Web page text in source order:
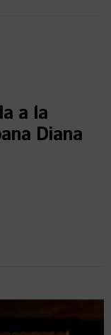
a la
Diana